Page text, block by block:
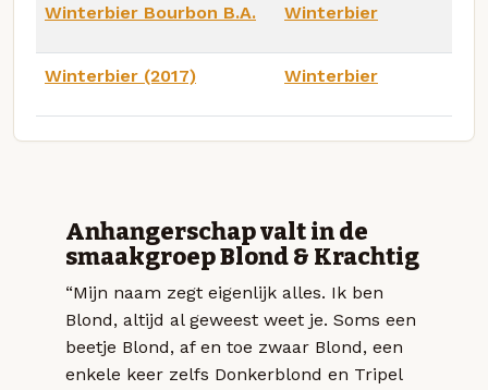
Winterbier Bourbon B.A. Winterbier
Winterbier (2017) Winterbier
Anhangerschap valt in de
smaakgroep Blond & Krachtig
“Mijn naam zegt eigenlijk alles. Ik ben
Blond, altijd al geweest weet je. Soms een
beetje Blond, af en toe zwaar Blond, een
enkele keer zelfs Donkerblond en Tripel